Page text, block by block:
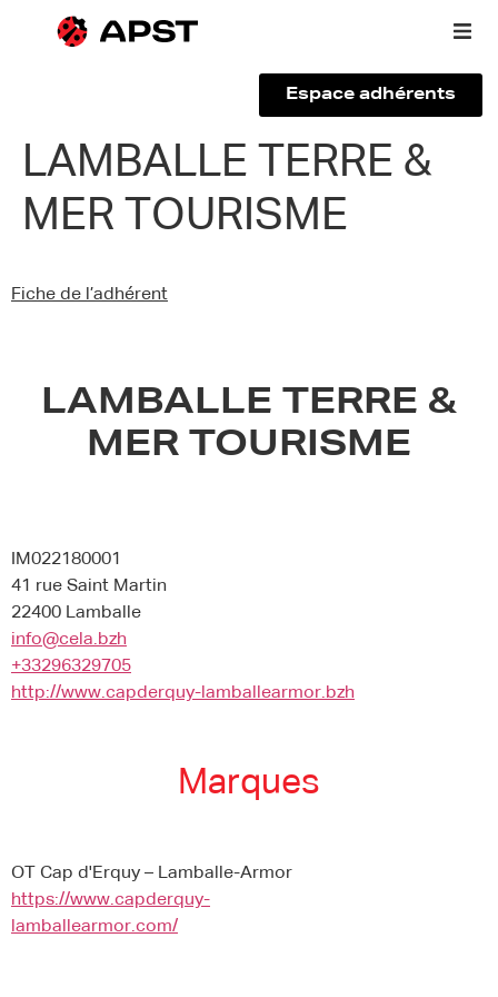
Qui sommes-nous ?
Vous êtes un voyageur
Espace adhérents
LAMBALLE TERRE &
MER TOURISME
Fiche de l’adhérent
LAMBALLE TERRE &
MER TOURISME
IM022180001
41 rue Saint Martin
22400 Lamballe
info@cela.bzh
+33296329705
http://www.capderquy-lamballearmor.bzh
Marques
OT Cap d'Erquy – Lamballe-Armor
https://www.capderquy-
lamballearmor.com/